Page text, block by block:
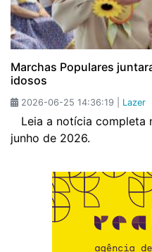
Marchas Populares
idosos
2026-06-25 14:36:19 | Lazer
Leia a notícia completa
junho de 2026.